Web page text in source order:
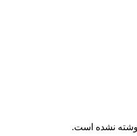
نشده است.